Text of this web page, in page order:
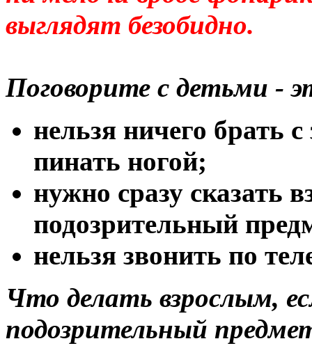
выглядят безобидно.
Поговорите с детьми -
нельзя ничего брать
пинать ногой;
нужно сразу сказать
подозрительный
нельзя звонить по
Что делать взрослым,
подозрительный